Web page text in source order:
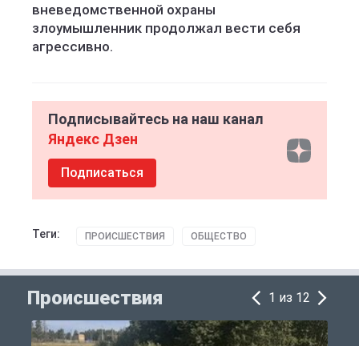
вневедомственной охраны
злоумышленник продолжал вести себя
агрессивно.
Подписывайтесь на наш канал
Яндекс Дзен
Подписаться
Теги: ПРОИСШЕСТВИЯ ОБЩЕСТВО
Происшествия 1 из 12